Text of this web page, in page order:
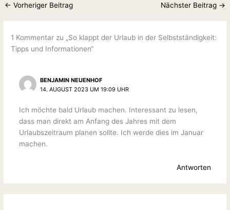
← Vorheriger Beitrag Nächster Beitrag →
1 Kommentar zu „So klappt der Urlaub in der Selbstständigkeit:
Tipps und Informationen“
BENJAMIN NEUENHOF
14. AUGUST 2023 UM 19:09 UHR
Ich möchte bald Urlaub machen. Interessant zu lesen,
dass man direkt am Anfang des Jahres mit dem
Urlaubszeitraum planen sollte. Ich werde dies im Januar
machen.
Antworten